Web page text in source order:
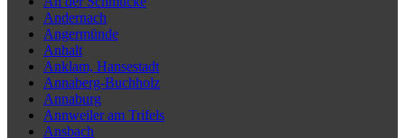
Andernach
Angermünde
Anhalt
Anklam, Hansestadt
Annaberg-Buchholz
Annaburg
Annweiler am Trifels
Ansbach